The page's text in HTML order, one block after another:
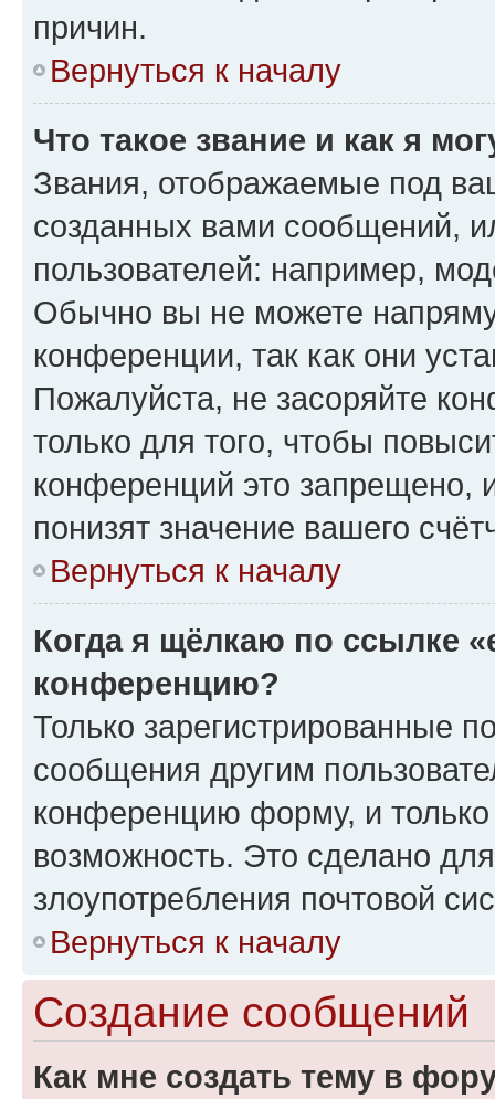
причин.
Вернуться к началу
Что такое звание и как я
Звания, отображаемые под
созданных вами сообщений,
пользователей: например,
Обычно вы не можете
конференции, так как они
Пожалуйста, не засоряйте
только для того, чтобы
конференций это запрещено,
понизят значение вашего
Вернуться к началу
Когда я щёлкаю по ссылке
конференцию?
Только зарегистрированные
сообщения другим
конференцию форму, и
возможность. Это сделано
злоупотребления почтовой
Вернуться к началу
Создание сообщений
Как мне создать тему в